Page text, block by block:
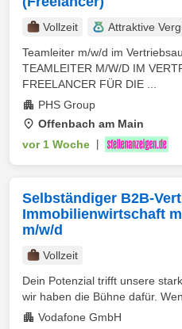
Vollzeit
Attraktive
Teamleiter m/w/d im
TEAMLEITER M/W/D IM
FREELANCER FÜR DIE ...
PHS Group
Offenbach am Main
vor 1 Woche
Selbständiger B2B-
Immobilienwirtschaft
m/w/d
Vollzeit
Dein Potenzial trifft unsere
wir haben die Bühne dafür.
Vodafone GmbH